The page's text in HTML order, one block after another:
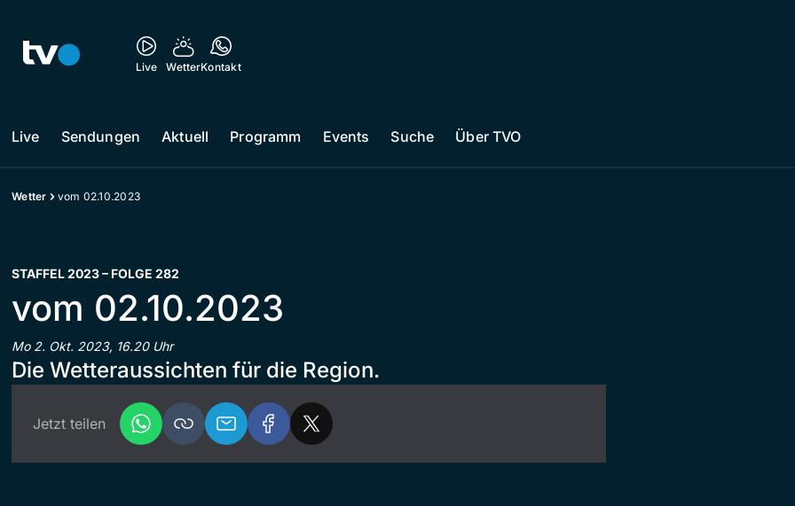
Live WetterKontakt
Live Sendungen Aktuell Programm Events Suche Über TVO
Wetter vom 02.10.2023
STAFFEL 2023 – FOLGE 282
vom 02.10.2023
Mo 2. Okt. 2023, 16.20 Uhr
Die Wetteraussichten für die Region.
Jetzt teilen